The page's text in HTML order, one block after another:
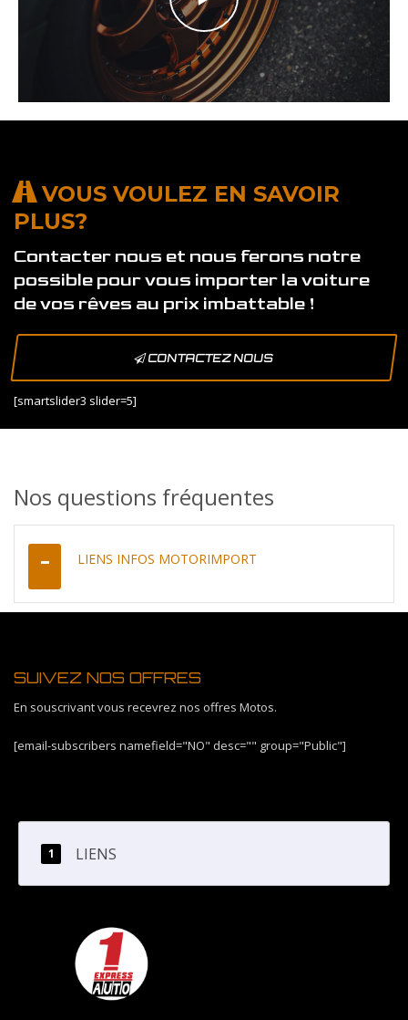
VOUS VOULEZ EN SAVOIR
PLUS?
Contacter nous et nous ferons notre
possible pour vous importer la voiture
de vos rêves au prix imbattable !
CONTACTEZ NOUS
[smartslider3 slider=5]
Nos questions fréquentes
LIENS INFOS MOTORIMPORT
SUIVEZ NOS OFFRES
En souscrivant vous recevrez nos offres Motos.
[email-subscribers namefield="NO" desc="" group="Public"]
LIENS